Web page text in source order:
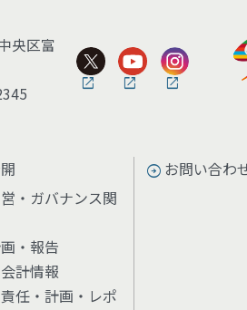
央区富
・ガバナンス関
・報告
計情報
任・計画・レポ
お問い合わ